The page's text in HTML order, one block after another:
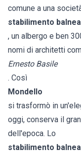
comune a una
stabilimento
, un albergo e ben
nomi di architetti
Ernesto Basile
. Così
Mondello
si trasformò in
oggi, conserva il
dell'epoca. Lo
stabilimento